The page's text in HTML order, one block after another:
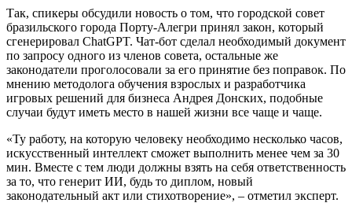
Так, спикеры обсудили новость о том, что городской совет
бразильского города Порту-Алегри принял закон, который
сгенерировал ChatGPT. Чат-бот сделал необходимый документ
по запросу одного из членов совета, остальные же
законодатели проголосовали за его принятие без поправок. По
мнению методолога обучения взрослых и разработчика
игровых решений для бизнеса Андрея Донских, подобные
случаи будут иметь место в нашей жизни все чаще и чаще.
«Ту работу, на которую человеку необходимо несколько часов,
искусственный интеллект сможет выполнить менее чем за 30
мин. Вместе с тем люди должны взять на себя ответственность
за то, что генерит ИИ, будь то диплом, новый
законодательный акт или стихотворение», – отметил эксперт.